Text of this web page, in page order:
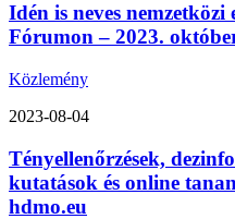
Idén is neves
Fórumon – 2023.
Közlemény
2023-08-04
Tényellenőrzések,
kutatások és online
hdmo.eu